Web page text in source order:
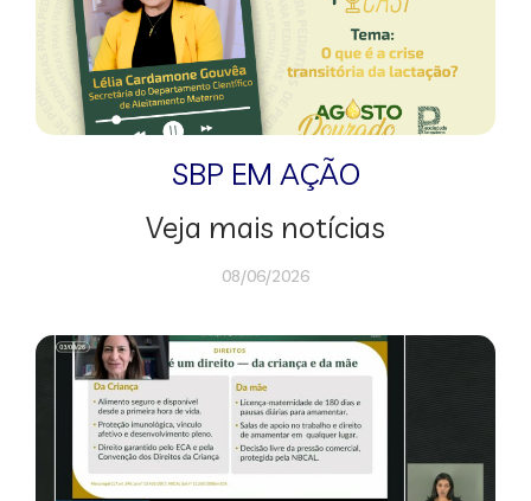
SBP EM AÇÃO
Veja mais notícias
08/06/2026